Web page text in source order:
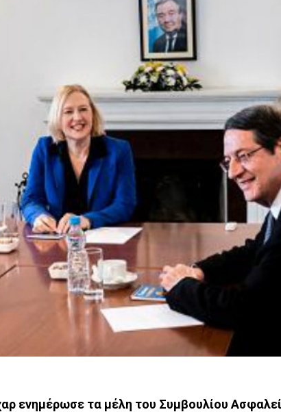
ενημέρωσε τα μέλη του Συμβουλίου